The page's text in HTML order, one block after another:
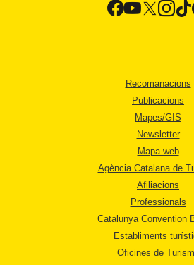
Recomanacions
Publicacions
Mapes/GIS
Newsletter
Mapa web
Agència Catalana de
Afiliacions
Professionals
Catalunya Convention
Establiments
Oficines de